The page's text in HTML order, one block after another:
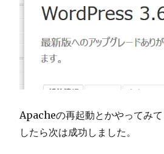
Apacheの再起動とかやってみ
したら次は成功しました。